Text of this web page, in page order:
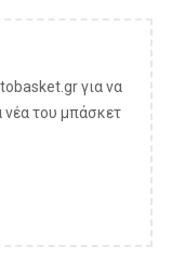
για να
νέα του μπάσκετ